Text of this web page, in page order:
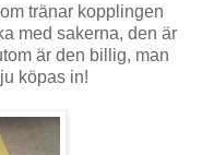
tränar kopplingen
med sakerna, den är
är den billig, man
köpas in!